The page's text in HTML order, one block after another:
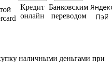
Кредит
онлайн
Банковским
переводом
Пэй
наличными деньгами при